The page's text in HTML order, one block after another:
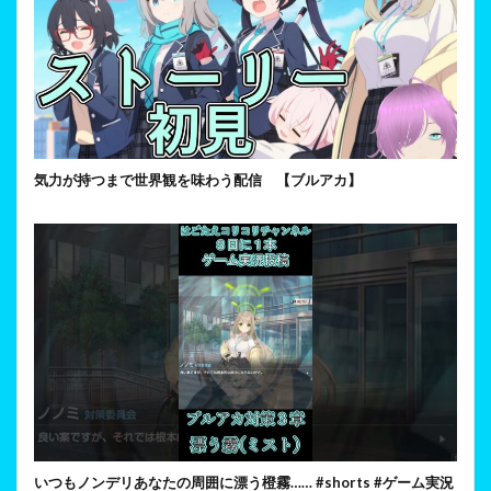
気力が持つまで世界観を味わう配信 【ブルアカ】
いつもノンデリあなたの周囲に漂う橙霧…… #shorts #ゲーム実況